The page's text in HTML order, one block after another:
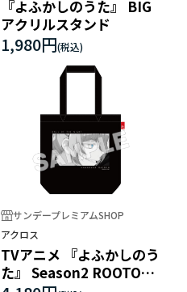
『よふかしのうた』 BIG
アクリルスタンド
1,980円
サンデープレミアムSHOP
アクロス
TVアニメ 『よふかしのう
た』 Season2 ROOTOTE